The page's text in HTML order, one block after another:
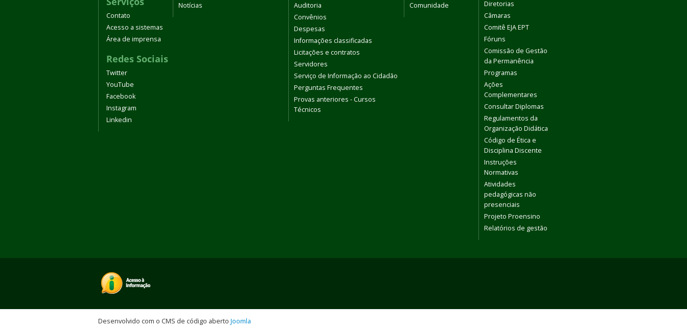
Contato
Acesso a sistemas
Área de imprensa
Redes Sociais
Twitter
YouTube
Facebook
Instagram
Linkedin
Notícias
Auditoria
Convênios
Despesas
Informações classificadas
Licitações e contratos
Servidores
Serviço de Informação ao Cidadão
Perguntas Frequentes
Provas anteriores - Cursos
Técnicos
Comunidade
Diretorias
Câmaras
Comitê EJA EPT
Fóruns
Comissão de Gestão
da Permanência
Programas
Ações
Complementares
Consultar Diplomas
Regulamentos da
Organização Didática
Código de Ética e
Disciplina Discente
Instruções
Normativas
Atividades
pedagógicas não
presenciais
Projeto Proensino
Relatórios de gestão
Desenvolvido com o CMS de código aberto Joomla